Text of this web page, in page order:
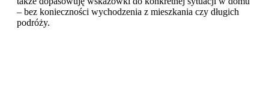
– bez konieczności wychodzenia z mieszkania czy długich
podróży.